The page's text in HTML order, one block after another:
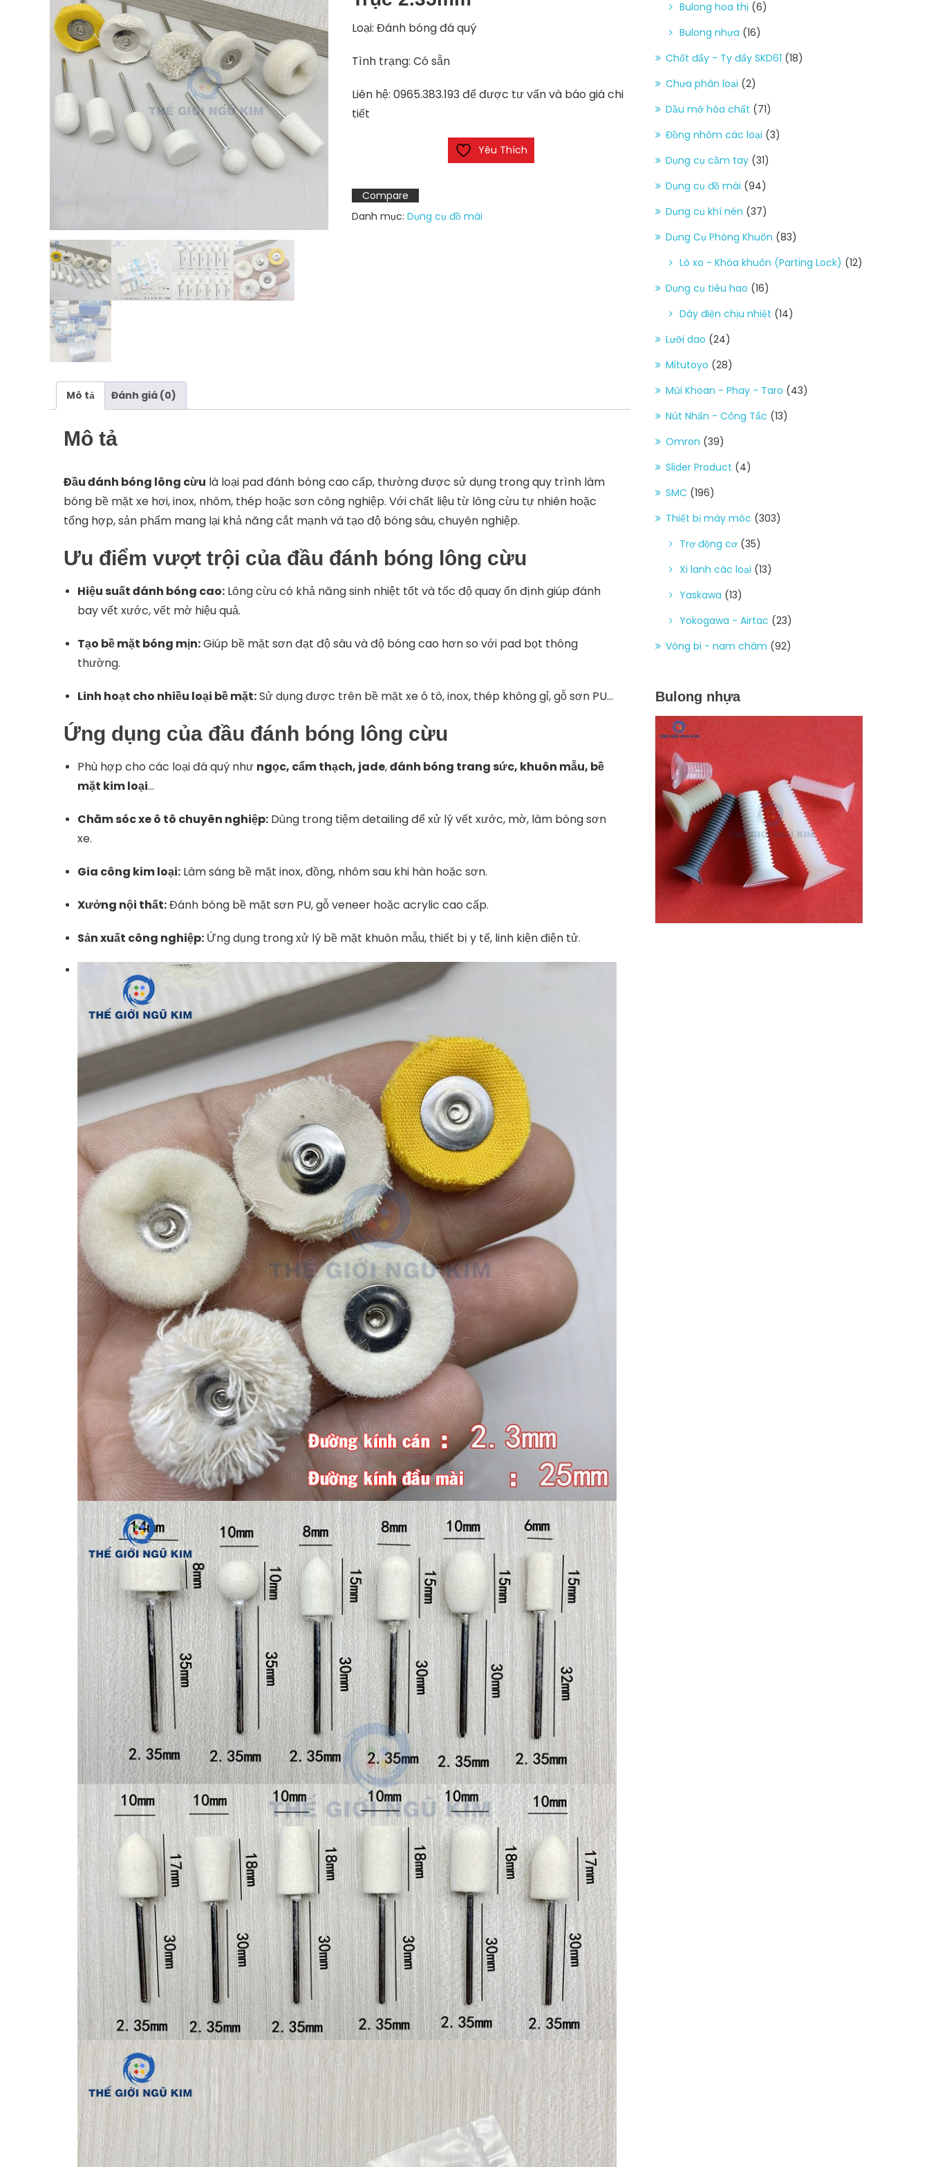
Loại: Đánh bóng đá quý
Tình trạng: Có sẵn
Liên hệ: 0965.383.193 để được tư vấn và báo giá chi
tiết
Yêu Thích
Compare
Danh mục: Dụng cụ đồ mài
Mô tả Đánh giá (0)
Mô tả
Đầu đánh bóng lông cừu là loại pad đánh bóng cao cấp, thường được sử dụng trong quy trình làm
bóng bề mặt xe hơi, inox, nhôm, thép hoặc sơn công nghiệp. Với chất liệu từ lông cừu tự nhiên hoặc
tổng hợp, sản phẩm mang lại khả năng cắt mạnh và tạo độ bóng sâu, chuyên nghiệp.
Ưu điểm vượt trội của đầu đánh bóng lông cừu
Hiệu suất đánh bóng cao: Lông cừu có khả năng sinh nhiệt tốt và tốc độ quay ổn định giúp đánh
bay vết xước, vết mờ hiệu quả.
Tạo bề mặt bóng mịn:Giúp bề mặt sơn đạt độ sâu và độ bóng cao hơn so với pad bọt thông
thường.
Linh hoạt cho nhiều loại bề mặt:Sử dụng được trên bề mặt xe ô tô, inox, thép không gỉ, gỗ sơn PU…
Ứng dụng của đầu đánh bóng lông cừu
Phù hợp cho các loại đá quý như ngọc, cẩm thạch, jade,đánh bóng trang sức, khuôn mẫu, bề
mặt kim loại…
Chăm sóc xe ô tô chuyên nghiệp: Dùng trong tiệm detailing để xử lý vết xước, mờ, làm bóng sơn
xe.
Gia công kim loại: Làm sáng bề mặt inox, đồng, nhôm sau khi hàn hoặc sơn.
Xưởng nội thất:Đánh bóng bề mặt sơn PU, gỗ veneer hoặc acrylic cao cấp.
Sản xuất công nghiệp: Ứng dụng trong xử lý bề mặt khuôn mẫu, thiết bị y tế, linh kiện điện tử.
Bulong hoa thị (6)
Bulong nhựa (16)
Chốt đẩy - Ty đẩy SKD61 (18)
Chưa phân loại (2)
Dầu mỡ hóa chất (71)
Đồng nhôm các loại (3)
Dụng cụ cầm tay (31)
Dụng cụ đồ mài (94)
Dụng cụ khí nén (37)
Dụng Cụ Phòng Khuôn (83)
Lò xo - Khóa khuôn (Parting Lock) (12)
Dụng cụ tiêu hao (16)
Dây điện chịu nhiệt (14)
Lưỡi dao (24)
Mitutoyo (28)
Mũi Khoan - Phay - Taro (43)
Nút Nhấn - Công Tắc (13)
Omron (39)
Slider Product (4)
SMC (196)
Thiết bị máy móc (303)
Trợ động cơ (35)
Xi lanh các loại (13)
Yaskawa (13)
Yokogawa - Airtac (23)
Vòng bi - nam châm (92)
Bulong nhựa